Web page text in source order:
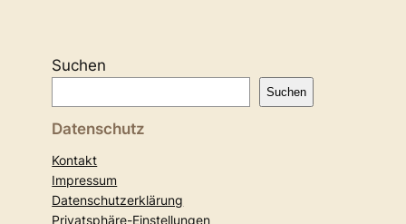
Suchen
Suchen
Datenschutz
Kontakt
Impressum
Datenschutzerklärung
Privatsphäre-Einstellungen